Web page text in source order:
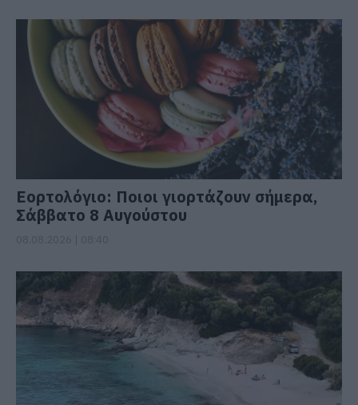
Εορτολόγιο: Ποιοι γιορτάζουν σήμερα,
Σάββατο 8 Αυγούστου